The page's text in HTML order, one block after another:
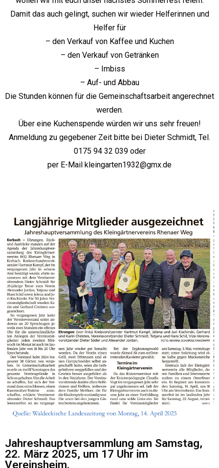
Damit das auch gelingt, suchen wir wieder Helferinnen und
Helfer für
– den Verkauf von Kaffee und Kuchen
– den Verkauf von Getränken
– Imbiss
– Auf- und Abbau
Die Stunden können für die Gemeinschaftsarbeit angerechnet
werden.
Über eine Kuchenspende würden wir uns sehr freuen!
Anmeldung zu gegebener Zeit bitte bei Dieter Schmidt, Tel.
0175 94 32 039 oder
per E-Mail kleingarten1932@gmx.de
Jahreshauptversammlung am Samstag,
22. März 2025, um 17 Uhr im
Vereinsheim.